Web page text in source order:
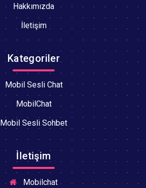
Hakkımızda
İletişim
Kategoriler
Mobil Sesli Chat
MobilChat
Mobil Sesli Sohbet
İletişim
Mobilchat